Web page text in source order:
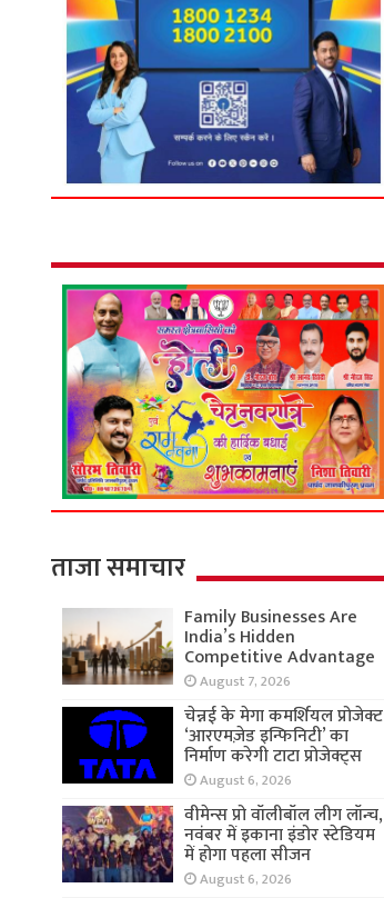
ताजा समाचार
Family Businesses Are
India’s Hidden
Competitive Advantage
August 7, 2026
चेन्नई के मेगा कमर्शियल प्रोजेक्ट
‘आरएमज़ेड इन्फिनिटी’ का
निर्माण करेगी टाटा प्रोजेक्ट्स
August 6, 2026
वीमेन्स प्रो वॉलीबॉल लीग लॉन्च,
नवंबर में इकाना इंडोर स्टेडियम
में होगा पहला सीजन
August 6, 2026